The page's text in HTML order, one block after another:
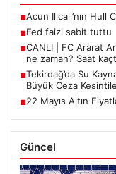
■Acun Ilıcalı’nın Hull
■Fed faizi sabit tuttu
■CANLI | FC Ararat
ne zaman? Saat
■Tekirdağ’da Su
Büyük Ceza
■22 Mayıs Altın
Güncel